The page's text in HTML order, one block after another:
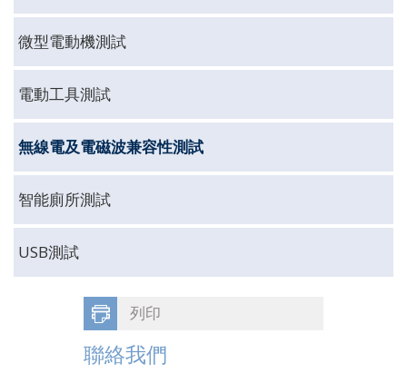
微型電動機測試
電動工具測試
無線電及電磁波兼容性測試
智能廁所測試
USB測試
列印
聯絡我們